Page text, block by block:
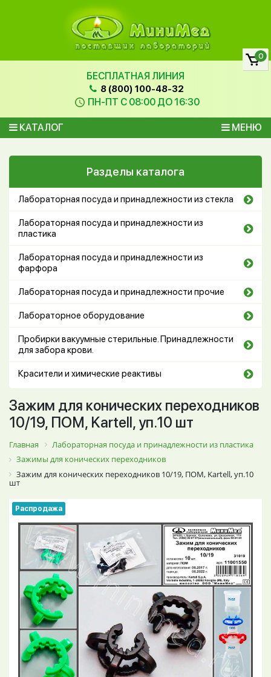
БЕСПЛАТНАЯ ЛИНИЯ
8 (800) 100-48-32
ПН-ПТ С 08:00 ДО 16:30
КАТАЛОГ МЕНЮ
0
Разделы каталога
Лабораторная посуда и принадлежности из стекла
Лабораторная посуда и принадлежности из
пластика
Лабораторная посуда и принадлежности из
фарфора
Лабораторная посуда и принадлежности прочие
Лабораторное оборудование
Пробирки вакуумные стерильные. Принадлежности
для забора крови.
Красители и химические реактивы
Зажим для конических переходников
10/19, ПОМ, Kartell, уп.10 шт
Главная
Лабораторная посуда и принадлежности из пластика
Зажимы для конических переходников
Зажим для конических переходников 10/19, ПОМ, Kartell, уп.10
шт
Распродажа